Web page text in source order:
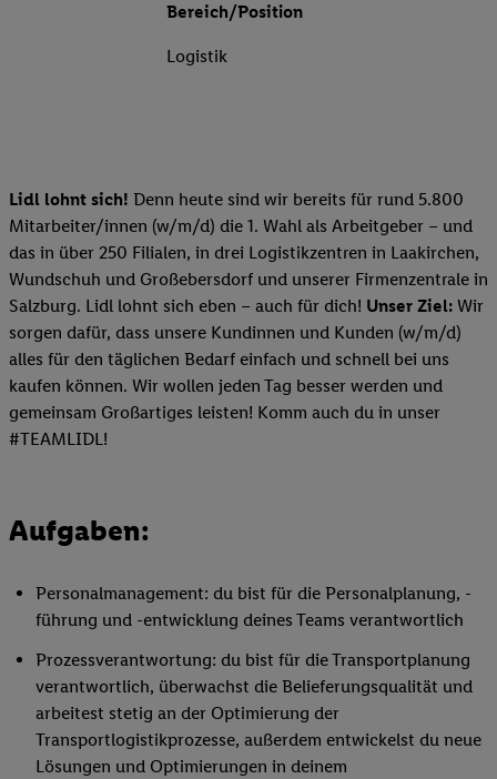
Bereich/Position
Logistik
Lidl lohnt sich! Denn heute sind wir bereits für rund 5.800
Mitarbeiter/innen (w/m/d) die 1. Wahl als Arbeitgeber – und
das in über 250 Filialen, in drei Logistikzentren in Laakirchen,
Wundschuh und Großebersdorf und unserer Firmenzentrale in
Salzburg. Lidl lohnt sich eben – auch für dich! Unser Ziel: Wir
sorgen dafür, dass unsere Kundinnen und Kunden (w/m/d)
alles für den täglichen Bedarf einfach und schnell bei uns
kaufen können. Wir wollen jeden Tag besser werden und
gemeinsam Großartiges leisten! Komm auch du in unser
#TEAMLIDL!
Aufgaben:
Personalmanagement: du bist für die Personalplanung, -
führung und -entwicklung deines Teams verantwortlich
Prozessverantwortung: du bist für die Transportplanung
verantwortlich, überwachst die Belieferungsqualität und
arbeitest stetig an der Optimierung der
Transportlogistikprozesse, außerdem entwickelst du neue
Lösungen und Optimierungen in deinem